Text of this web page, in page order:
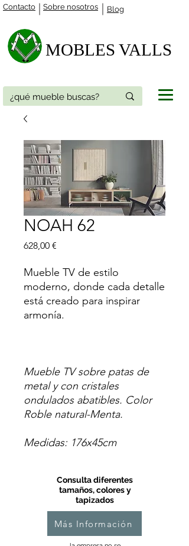
Contacto Blog
Sobre nosotros
MOBLES VALLS​
NOAH 62
628,00 €
Mueble TV de estilo
moderno, donde cada detalle
está creado para inspirar
armonía.
Mueble TV sobre patas de
metal y con cristales
ondulados abatibles. Color
Roble natural-Menta.
Medidas: 176x45cm
Consulta diferentes
tamaños, colores y
tapizados
Más Información